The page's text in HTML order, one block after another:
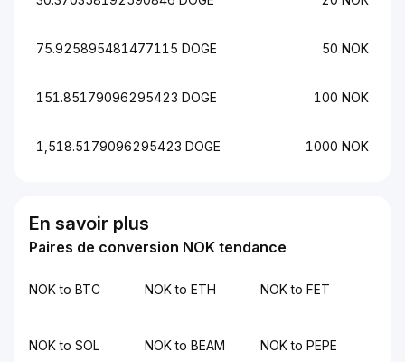
75.925895481477115 DOGE 50 NOK
151.85179096295423 DOGE 100 NOK
1,518.5179096295423 DOGE 1000 NOK
En savoir plus
Paires de conversion NOK tendance
NOK to BTC NOK to ETH NOK to FET
NOK to SOL NOK to BEAM NOK to PEPE